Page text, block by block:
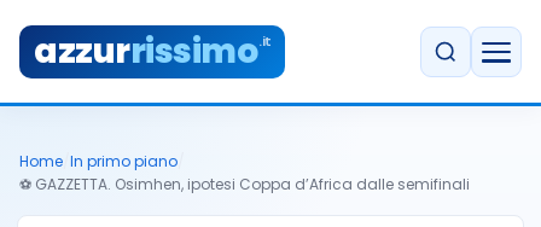
azzurrissimo.it
Home In primo piano
⚽️ GAZZETTA. Osimhen, ipotesi Coppa d’Africa dalle semifinali